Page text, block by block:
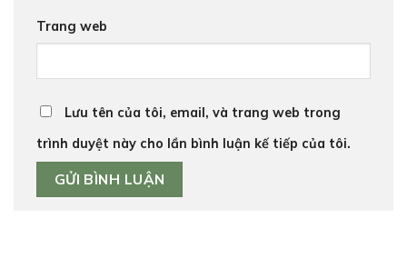
Trang web
Lưu tên của tôi, email, và trang web trong
trình duyệt này cho lần bình luận kế tiếp của tôi.